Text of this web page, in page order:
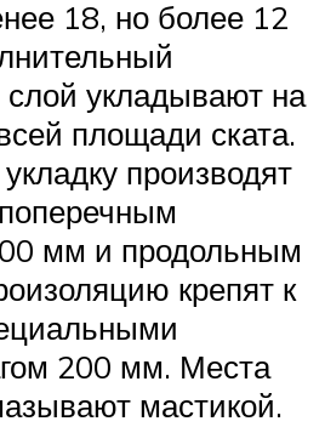
18, но более 12
укладывают на
площади ската.
производят
мм и продольным
крепят к
200 мм. Места
мастикой.